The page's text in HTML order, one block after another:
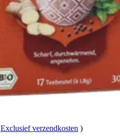
Exclusief verzendkosten )